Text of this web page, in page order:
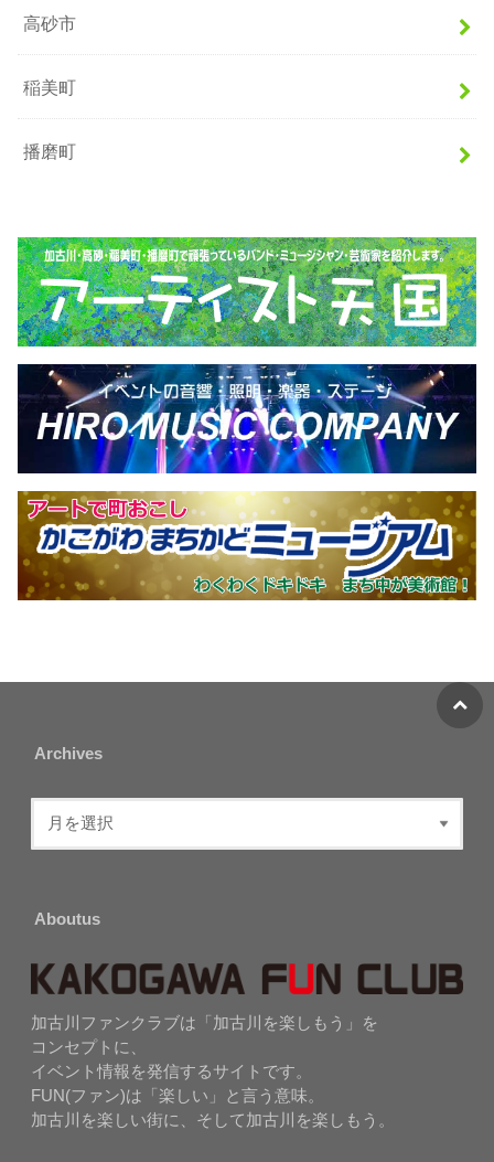
高砂市
稲美町
播磨町
Archives
Aboutus
加古川ファンクラブは「加古川を楽しもう」を
コンセプトに、
イベント情報を発信するサイトです。
FUN(ファン)は「楽しい」と言う意味。
加古川を楽しい街に、そして加古川を楽しもう。